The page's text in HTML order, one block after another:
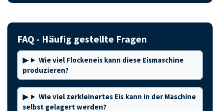
FAQ - Häufig gestellte Fragen
Wie viel Flockeneis kann diese Eismaschine
produzieren?
Wie viel zerkleinertes Eis kann in der Maschine
selbst gelagert werden?